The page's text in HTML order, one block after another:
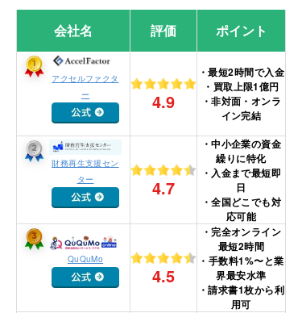
会社名 評価 ポイント
アクセルファクタ
ー
4.9
・最短2時間で入金
・買取上限1億円
・非対面・オンラ
イン完結
財務再生支援セン
ター
4.7
・中小企業の資金
繰りに特化
・入金まで最短即
日
・全国どこでも対
応可能
QuQuMo
4.5
・完全オンライン
最短2時間
・手数料1%〜と業
界最安水準
・請求書1枚から利
用可